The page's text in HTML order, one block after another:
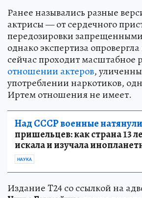
Ранее назывались разные
актрисы — от сердечного
передозировки
однако экспертиза
сейчас проходит масштабное
отношении актеров,
употреблении наркотиков,
Иртем отношения не имеет.
Над СССР военные натянули
пришельцев: как страна 13
искала и изучала
НАУКА
Издание T24 со ссылкой на